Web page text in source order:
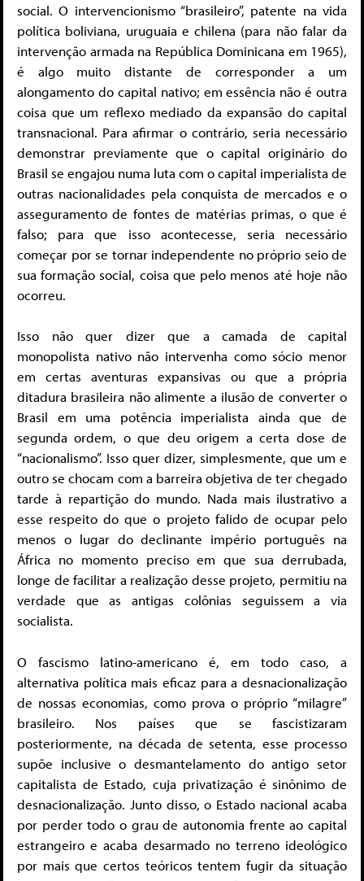
social. O intervencionismo “brasileiro”, patente na vida
política boliviana, uruguaia e chilena (para não falar da
intervenção armada na República Dominicana em 1965),
é algo muito distante de corresponder a um
alongamento do capital nativo; em essência não é outra
coisa que um reflexo mediado da expansão do capital
transnacional. Para afirmar o contrário, seria necessário
demonstrar previamente que o capital originário do
Brasil se engajou numa luta com o capital imperialista de
outras nacionalidades pela conquista de mercados e o
asseguramento de fontes de matérias primas, o que é
falso; para que isso acontecesse, seria necessário
começar por se tornar independente no próprio seio de
sua formação social, coisa que pelo menos até hoje não
ocorreu.
Isso não quer dizer que a camada de capital
monopolista nativo não intervenha como sócio menor
em certas aventuras expansivas ou que a própria
ditadura brasileira não alimente a ilusão de converter o
Brasil em uma potência imperialista ainda que de
segunda ordem, o que deu origem a certa dose de
“nacionalismo”. Isso quer dizer, simplesmente, que um e
outro se chocam com a barreira objetiva de ter chegado
tarde à repartição do mundo. Nada mais ilustrativo a
esse respeito do que o projeto falido de ocupar pelo
menos o lugar do declinante império português na
África no momento preciso em que sua derrubada,
longe de facilitar a realização desse projeto, permitiu na
verdade que as antigas colônias seguissem a via
socialista.
O fascismo latino-americano é, em todo caso, a
alternativa política mais eficaz para a desnacionalização
de nossas economias, como prova o próprio “milagre”
brasileiro. Nos países que se fascistizaram
posteriormente, na década de setenta, esse processo
supõe inclusive o desmantelamento do antigo setor
capitalista de Estado, cuja privatização é sinônimo de
desnacionalização. Junto disso, o Estado nacional acaba
por perder todo o grau de autonomia frente ao capital
estrangeiro e acaba desarmado no terreno ideológico
por mais que certos teóricos tentem fugir da situação